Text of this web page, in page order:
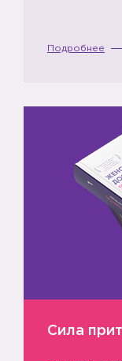
Подробнее
Сила